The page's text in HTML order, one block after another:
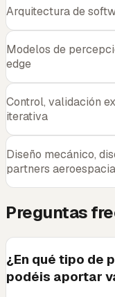
Arquitectura de
Modelos de
edge
Control, validación
iterativa
Diseño mecánico,
partners
Preguntas
¿En qué tipo de
podéis aportar